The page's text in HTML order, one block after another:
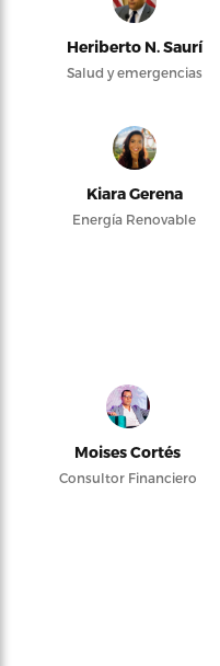
Heriberto N. Saurí
Salud y emergencias
Kiara Gerena
Energía Renovable
Moises Cortés
Consultor Financiero